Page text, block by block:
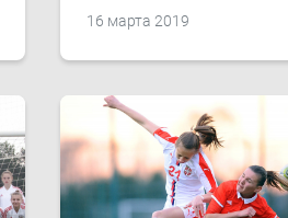
16 марта 2019